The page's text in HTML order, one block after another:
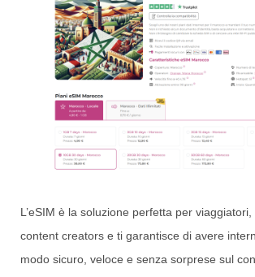
L’eSIM è la soluzione perfetta per
content creators e ti garantisce di avere
modo sicuro, veloce e senza sorprese sul